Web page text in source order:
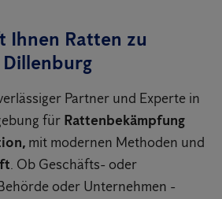
Ihnen Ratten zu
Partner und Experte in
für Rattenbekämpfung
mit modernen Methoden und
. Ob Geschäfts- oder
oder Unternehmen -